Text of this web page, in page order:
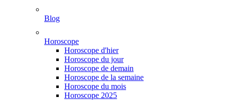
Blog
Horoscope
Horoscope d'hier
Horoscope du jour
Horoscope de demain
Horoscope de la semaine
Horoscope du mois
Horoscope 2025